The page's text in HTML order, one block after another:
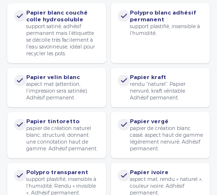
Papier blanc couché
colle hydrosoluble
support satiné, adhésif
permanent mais l’étiquette
se décolle très facilement à
l’eau savonneuse, idéal pour
recycler les pots.
Polypro blanc adhésif
permanent
support plastifié, insensible à
l’humidité.
Papier velin blanc
aspect mat (attention,
l’impression sera satinée).
Adhésif permanent.
Papier kraft
rendu “naturel”. Papier
nervuré, kraft véritable.
Adhésif permanent.
Papier tintoretto
papier de création naturel
blanc, structuré, donnant
une connotation haut de
gamme. Adhésif permanent.
Papier vergé
papier de création blanc
cassé, aspect haut de gamme
légèrement nervuré. Adhésif
permanent.
Polypro transparent
support plastifié, insensible à
l’humidité. Rendu « invisible
». Adhésif permanent.
Papier ivoire
aspect mat, rendu « naturel »,
couleur ivoire. Adhésif
permanent.